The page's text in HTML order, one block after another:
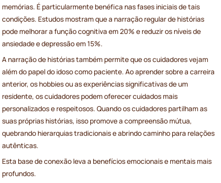
memórias. É particularmente benéfica nas fases iniciais de tais
condições. Estudos mostram que a narração regular de histórias
pode melhorar a função cognitiva em 20% e reduzir os níveis de
ansiedade e depressão em 15%.
A narração de histórias também permite que os cuidadores vejam
além do papel do idoso como paciente. Ao aprender sobre a carreira
anterior, os hobbies ou as experiências significativas de um
residente, os cuidadores podem oferecer cuidados mais
personalizados e respeitosos. Quando os cuidadores partilham as
suas próprias histórias, isso promove a compreensão mútua,
quebrando hierarquias tradicionais e abrindo caminho para relações
autênticas.
Esta base de conexão leva a benefícios emocionais e mentais mais
profundos.